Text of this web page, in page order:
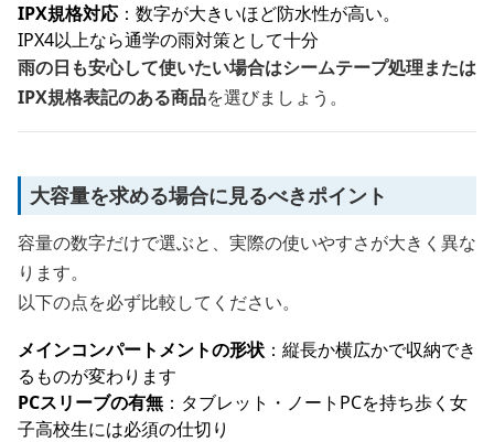
IPX規格対応 ：数字が大きいほど防水性が高い。
IPX4以上なら通学の雨対策として十分
雨の日も安心して使いたい場合はシームテープ処理または
IPX規格表記のある商品を選びましょう。
大容量を求める場合に見るべきポイント
容量の数字だけで選ぶと、実際の使いやすさが大きく異な
ります。
以下の点を必ず比較してください。
メインコンパートメントの形状 ：縦長か横広かで収納でき
るものが変わります
PCスリーブの有無 ：タブレット・ノートPCを持ち歩く女
子高校生には必須の仕切り